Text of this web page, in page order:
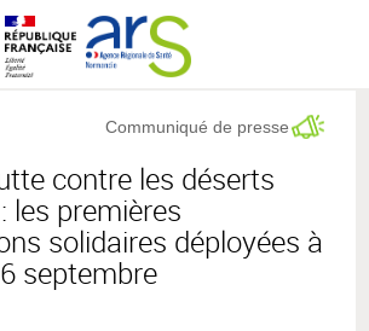
contre les déserts
les premières
solidaires déployées à
septembre
Communiqué de presse